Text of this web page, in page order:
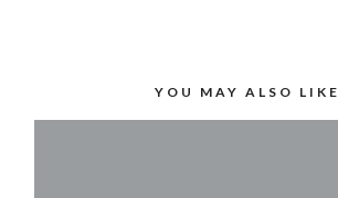
YOU MAY ALSO LIKE